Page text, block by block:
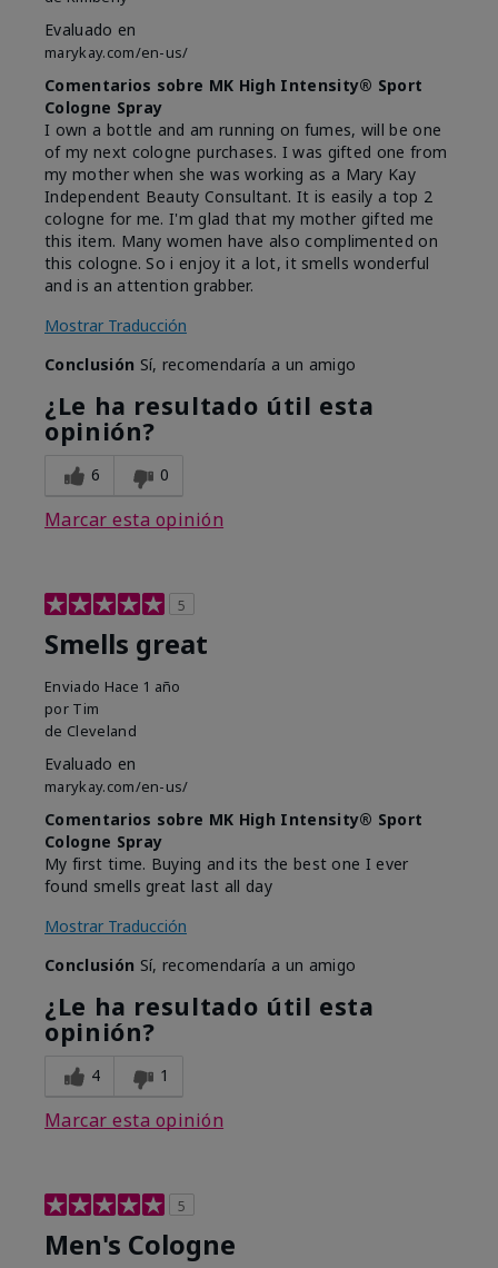
Evaluado en
marykay.com/en-us/
Comentarios sobre MK High Intensity® Sport
Cologne Spray
I own a bottle and am running on fumes, will be one
of my next cologne purchases. I was gifted one from
my mother when she was working as a Mary Kay
Independent Beauty Consultant. It is easily a top 2
cologne for me. I'm glad that my mother gifted me
this item. Many women have also complimented on
this cologne. So i enjoy it a lot, it smells wonderful
and is an attention grabber.
Mostrar Traducción
Conclusión Sí, recomendaría a un amigo
¿Le ha resultado útil esta
opinión?
6 0
Marcar esta opinión
5
Smells great
Enviado Hace 1 año
por Tim
de Cleveland
Evaluado en
marykay.com/en-us/
Comentarios sobre MK High Intensity® Sport
Cologne Spray
My first time. Buying and its the best one I ever
found smells great last all day
Mostrar Traducción
Conclusión Sí, recomendaría a un amigo
¿Le ha resultado útil esta
opinión?
4 1
Marcar esta opinión
5
Men's Cologne